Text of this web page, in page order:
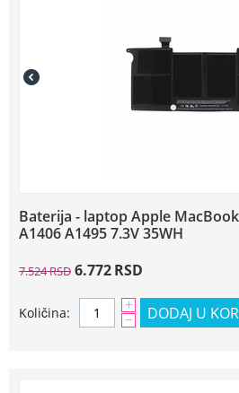
Baterija - laptop Apple
A1406 A1495 7.3V 35WH
7.524RSD 6.772RSD
Količina: +
− DODAJ U